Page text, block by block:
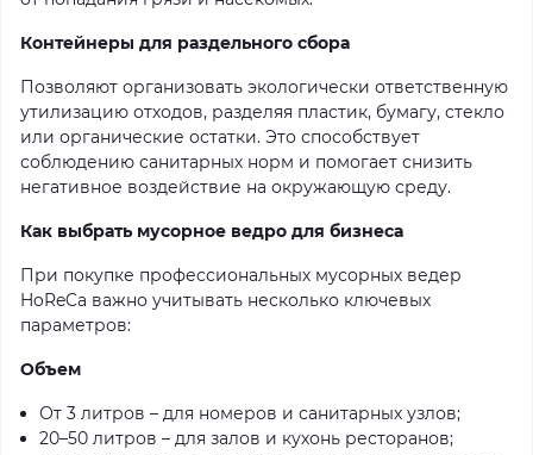
Контейнеры для раздельного сбора
Позволяют организовать экологически ответственную
утилизацию отходов, разделяя пластик, бумагу, стекло
или органические остатки. Это способствует
соблюдению санитарных норм и помогает снизить
негативное воздействие на окружающую среду.
Как выбрать мусорное ведро для бизнеса
При покупке профессиональных мусорных ведер
HoReCa важно учитывать несколько ключевых
параметров:
Объем
От 3 литров – для номеров и санитарных узлов;
20–50 литров – для залов и кухонь ресторанов;